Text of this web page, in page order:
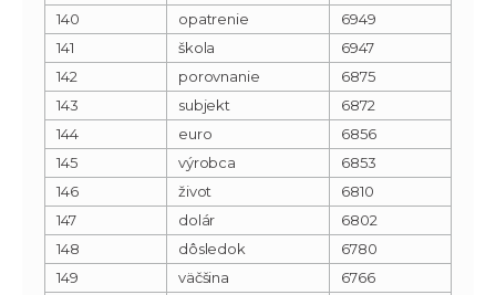
140
opatrenie
6949
141
škola
6947
142
porovnanie
6875
143
subjekt
6872
144
euro
6856
145
výrobca
6853
146
život
6810
147
dolár
6802
148
dôsledok
6780
149
väčšina
6766